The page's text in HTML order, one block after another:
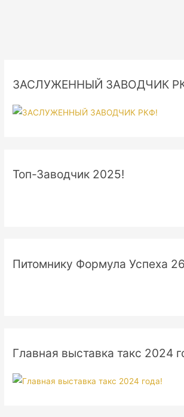
ЗАСЛУЖЕННЫЙ ЗАВОДЧИК
Топ-Заводчик 2025!
Питомнику Формула Успеха
Главная выставка такс 2024